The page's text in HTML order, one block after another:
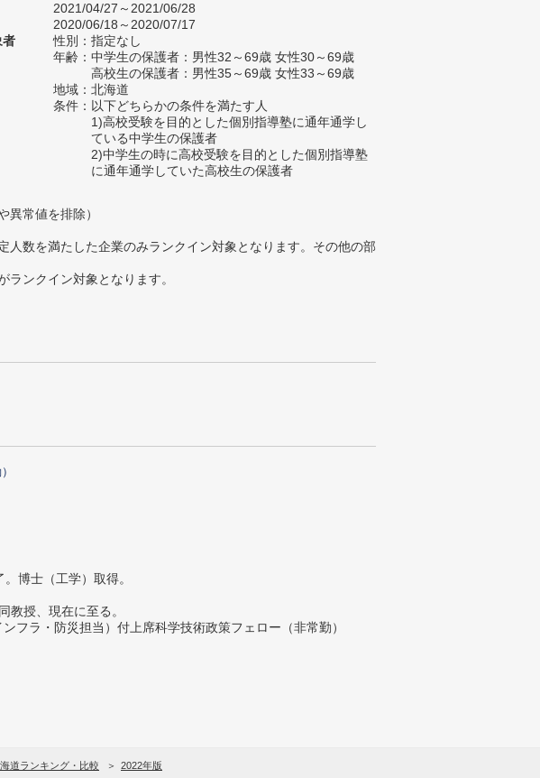
2021/04/27～2021/06/28
2020/06/18～2020/07/17
者
性別：指定なし
年齢：中学生の保護者：男性32～69歳 女性30～69歳
高校生の保護者：男性35～69歳 女性33～69歳
地域：北海道
条件：以下どちらかの条件を満たす人
1)高校受験を目的とした個別指導塾に通年通学し
ている中学生の保護者
2)中学生の時に高校受験を目的とした個別指導塾
に通年通学していた高校生の保護者
常値を排除）
数を満たした企業のみランクイン対象となります。その他の部
ンクイン対象となります。
博士（工学）取得。
教授、現在に至る。
フラ・防災担当）付上席科学技術政策フェロー（非常勤）
道ランキング・比較 2022年版